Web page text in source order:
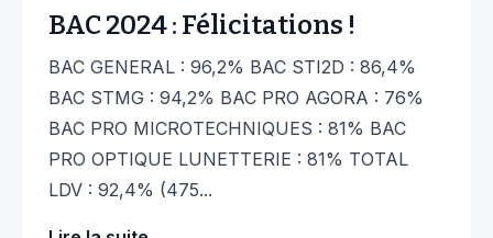
BAC 2024 : Félicitations !
BAC GENERAL : 96,2% BAC STI2D : 86,4%
BAC STMG : 94,2% BAC PRO AGORA : 76%
BAC PRO MICROTECHNIQUES : 81% BAC
PRO OPTIQUE LUNETTERIE : 81% TOTAL
LDV : 92,4% (475...